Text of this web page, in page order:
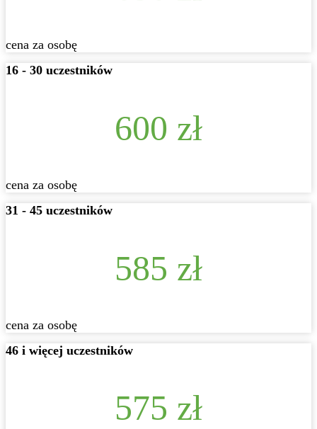
cena za osobę
16 - 30 uczestników
600 zł
cena za osobę
31 - 45 uczestników
585 zł
cena za osobę
46 i więcej uczestników
575 zł